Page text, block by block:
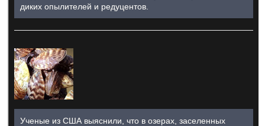
диких опылителей и редуцентов.
Ученые из США выяснили, что в озерах, заселенных